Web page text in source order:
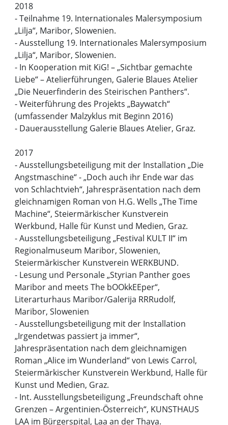
2018
- Teilnahme 19. Internationales Malersymposium
„Lilja“, Maribor, Slowenien.
- Ausstellung 19. Internationales Malersymposium
„Lilja“, Maribor, Slowenien.
- In Kooperation mit KiG! – „Sichtbar gemachte
Liebe“ – Atelierführungen, Galerie Blaues Atelier
„Die Neuerfinderin des Steirischen Panthers“.
- Weiterführung des Projekts „Baywatch“
(umfassender Malzyklus mit Beginn 2016)
- Dauerausstellung Galerie Blaues Atelier, Graz.
2017
- Ausstellungsbeteiligung mit der Installation „Die
Angstmaschine“ - „Doch auch ihr Ende war das
von Schlachtvieh“, Jahrespräsentation nach dem
gleichnamigen Roman von H.G. Wells „The Time
Machine“, Steiermärkischer Kunstverein
Werkbund, Halle für Kunst und Medien, Graz.
- Ausstellungsbeteiligung „Festival KULT II“ im
Regionalmuseum Maribor, Slowenien,
Steiermärkischer Kunstverein WERKBUND.
- Lesung und Personale „Styrian Panther goes
Maribor and meets The bOOkkEEper“,
Literarturhaus Maribor/Galerija RRRudolf,
Maribor, Slowenien
- Ausstellungsbeteiligung mit der Installation
„Irgendetwas passiert ja immer“,
Jahrespräsentation nach dem gleichnamigen
Roman „Alice im Wunderland“ von Lewis Carrol,
Steiermärkischer Kunstverein Werkbund, Halle für
Kunst und Medien, Graz.
- Int. Ausstellungsbeteiligung „Freundschaft ohne
Grenzen – Argentinien-Österreich“, KUNSTHAUS
LAA im Bürgerspital, Laa an der Thaya.